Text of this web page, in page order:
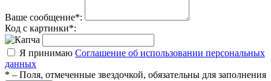
Ваше сообщение*:
Код с картинки*:
Я принимаю Соглашение об использовании персональных
данных
* – Поля, отмеченные звездочкой, обязательны для заполнения